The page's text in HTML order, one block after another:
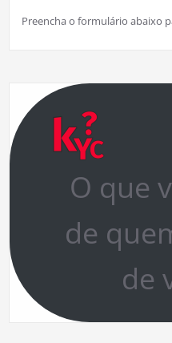
Preencha o formulário abaixo
O que
de
de